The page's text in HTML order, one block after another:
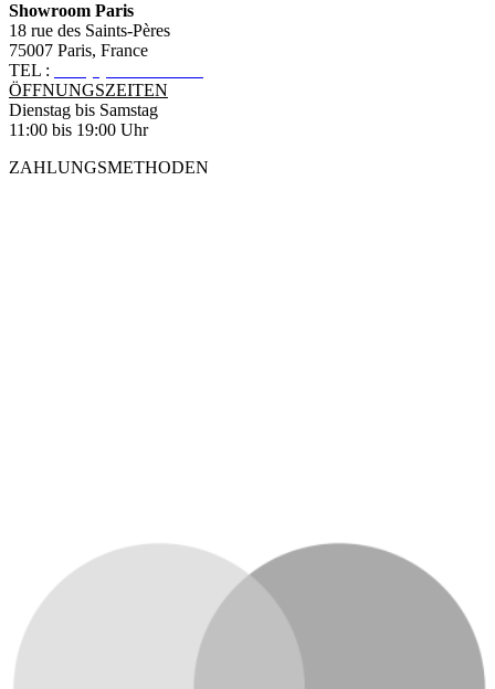
Showroom Paris
18 rue des Saints-Pères
75007 Paris, France
TEL :
ÖFFNUNGSZEITEN
Dienstag bis Samstag
11:00 bis 19:00 Uhr
ZAHLUNGSMETHODEN